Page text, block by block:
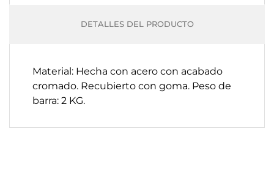
DETALLES DEL PRODUCTO
Material: Hecha con acero con acabado
cromado. Recubierto con goma. Peso de
barra: 2 KG.